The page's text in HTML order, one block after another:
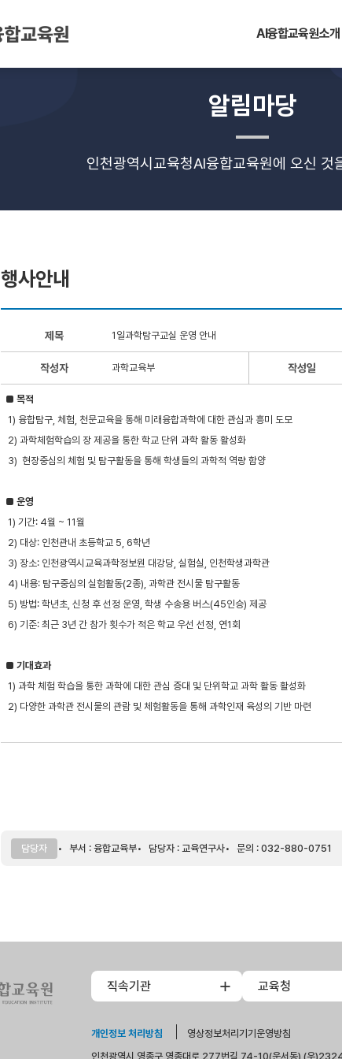
AI융합교육원소개
알림마당
인천광역시교육청AI융합교육원에 오신 것
행사안내
제목 1일과학탐구교실 운영 안내
작성자 과학교육부 작성일
■목적
1) 융합탐구, 체험, 천문교육을 통해 미래융합과학에 대한 관심과 흥미 도모
2) 과학체험학습의 장 제공을 통한 학교 단위 과학 활동 활성화
3) 현장중심의 체험 및 탐구활동을 통해 학생들의 과학적 역량 함양
■운영
1) 기간: 4월 ~ 11월
2) 대상: 인천관내 초등학교 5, 6학년
3) 장소: 인천광역시교육과학정보원 대강당, 실험실, 인천학생과학관
4) 내용: 탐구중심의 실험활동(2종), 과학관 전시물 탐구활동
5) 방법: 학년초, 신청 후 선정 운영, 학생 수송용 버스(45인승) 제공
6) 기준: 최근 3년 간 참가 횟수가 적은 학교 우선 선정, 연1회
■기대효과
1) 과학 체험 학습을 통한 과학에 대한 관심 증대 및 단위학교 과학 활동 활성화
2) 다양한 과학관 전시물의 관람 및 체험활동을 통해 과학인재 육성의 기반 마련
담당자 부서 : 융합교육부 담당자 : 교육연구사 문의 : 032-880-0751
직속기관 교육청
개인정보 처리방침
영상정보처리기기운영방침
인천광역시 영종구 영종대로 277번길 74-10(운서동) (우